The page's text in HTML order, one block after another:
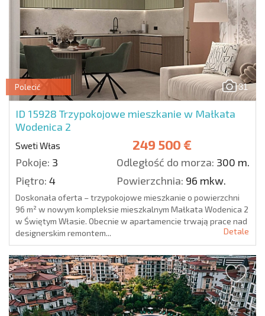
31
Polecić
ID 15928 Trzypokojowe mieszkanie w Małkata
Wodenica 2
Sweti Włas 249 500 €
Pokoje: 3 Odległość do morza: 300 m.
Piętro: 4 Powierzchnia: 96 mkw.
Doskonała oferta – trzypokojowe mieszkanie o powierzchni
96 m² w nowym kompleksie mieszkalnym Małkata Wodenica 2
w Świętym Własie. Obecnie w apartamencie trwają prace nad
designerskim remontem...
Detale